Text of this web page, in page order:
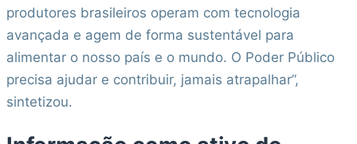
produtores brasileiros operam com tecnologia
avançada e agem de forma sustentável para
alimentar o nosso país e o mundo. O Poder Público
precisa ajudar e contribuir, jamais atrapalhar”,
sintetizou.